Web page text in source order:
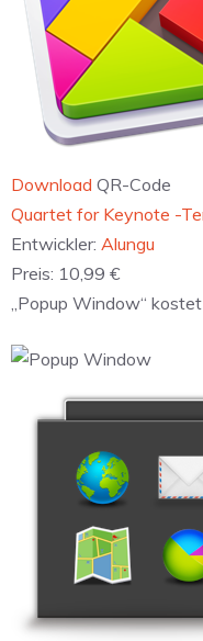
Download QR-Code
‎Quartet for Keynote -
Entwickler: Alungu
Preis: 10,99 €
„Popup Window“